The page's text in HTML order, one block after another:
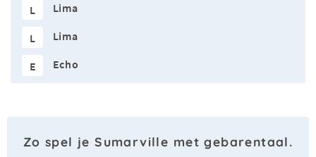
L Lima
L Lima
E Echo
Zo spel je Sumarville met gebarentaal.